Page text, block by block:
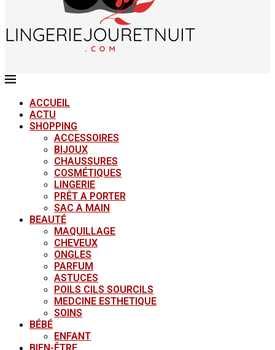
ACCUEIL
ACTU
SHOPPING
ACCESSOIRES
BIJOUX
CHAUSSURES
COSMÉTIQUES
LINGERIE
PRÊT A PORTER
SAC A MAIN
BEAUTÉ
MAQUILLAGE
CHEVEUX
ONGLES
PARFUM
ASTUCES
POILS CILS SOURCILS
MEDCINE ESTHETIQUE
SOINS
BÉBÉ
ENFANT